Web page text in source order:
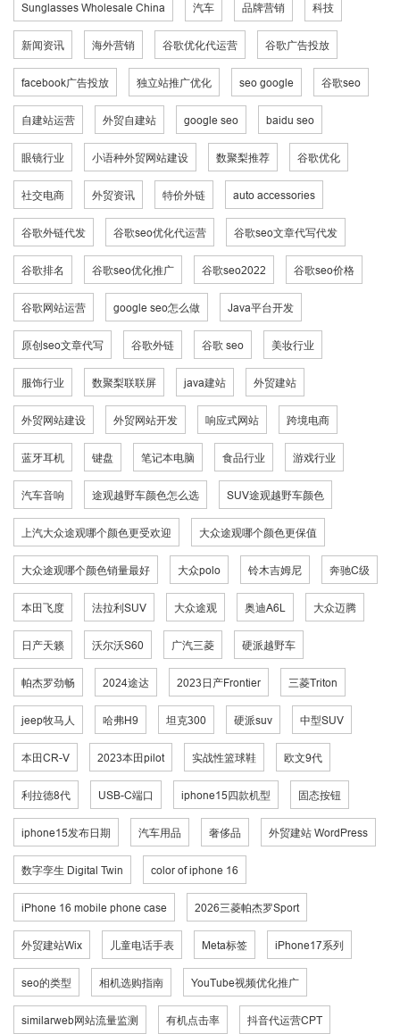
Sunglasses Wholesale China 汽车 品牌营销 科技
新闻资讯 海外营销 谷歌优化代运营 谷歌广告投放
facebook广告投放 独立站推广优化 seo google 谷歌seo
自建站运营 外贸自建站 google seo baidu seo
眼镜行业 小语种外贸网站建设 数聚梨推荐 谷歌优化
社交电商 外贸资讯 特价外链 auto accessories
谷歌外链代发 谷歌seo优化代运营 谷歌seo文章代写代发
谷歌排名 谷歌seo优化推广 谷歌seo2022 谷歌seo价格
谷歌网站运营 google seo怎么做 Java平台开发
原创seo文章代写 谷歌外链 谷歌 seo 美妆行业
服饰行业 数聚梨联联屏 java建站 外贸建站
外贸网站建设 外贸网站开发 响应式网站 跨境电商
蓝牙耳机 键盘 笔记本电脑 食品行业 游戏行业
汽车音响 途观越野车颜色怎么选 SUV途观越野车颜色
上汽大众途观哪个颜色更受欢迎 大众途观哪个颜色更保值
大众途观哪个颜色销量最好 大众polo 铃木吉姆尼 奔驰C级
本田飞度 法拉利SUV 大众途观 奥迪A6L 大众迈腾
日产天籁 沃尔沃S60 广汽三菱 硬派越野车
帕杰罗劲畅 2024途达 2023日产Frontier 三菱Triton
jeep牧马人 哈弗H9 坦克300 硬派suv 中型SUV
本田CR-V 2023本田pilot 实战性篮球鞋 欧文9代
利拉德8代 USB-C端口 iphone15四款机型 固态按钮
iphone15发布日期 汽车用品 奢侈品 外贸建站 WordPress
数字孪生 Digital Twin color of iphone 16
iPhone 16 mobile phone case 2026三菱帕杰罗Sport
外贸建站Wix 儿童电话手表 Meta标签 iPhone17系列
seo的类型 相机选购指南 YouTube视频优化推广
similarweb网站流量监测 有机点击率 抖音代运营CPT